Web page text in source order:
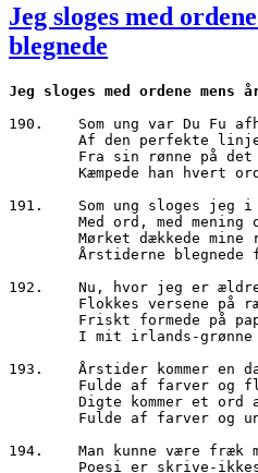
Jeg sloges med
blegnede
Jeg sloges med ordene mens
190.	Som ung var Du Fu
Af den perfekte
Fra sin rønne på
Kæmpede han hvert
191.	Som ung sloges
Med ord, med
Mørket dækkede
Årstiderne
192.	Nu, hvor jeg er
Flokkes versene på
Friskt formede på
I mit irlands-
193.	Årstider kommer en
Fulde af farver og
Digte kommer et
Fulde af farver og
194.	Man kunne være
Poesi er skrive-